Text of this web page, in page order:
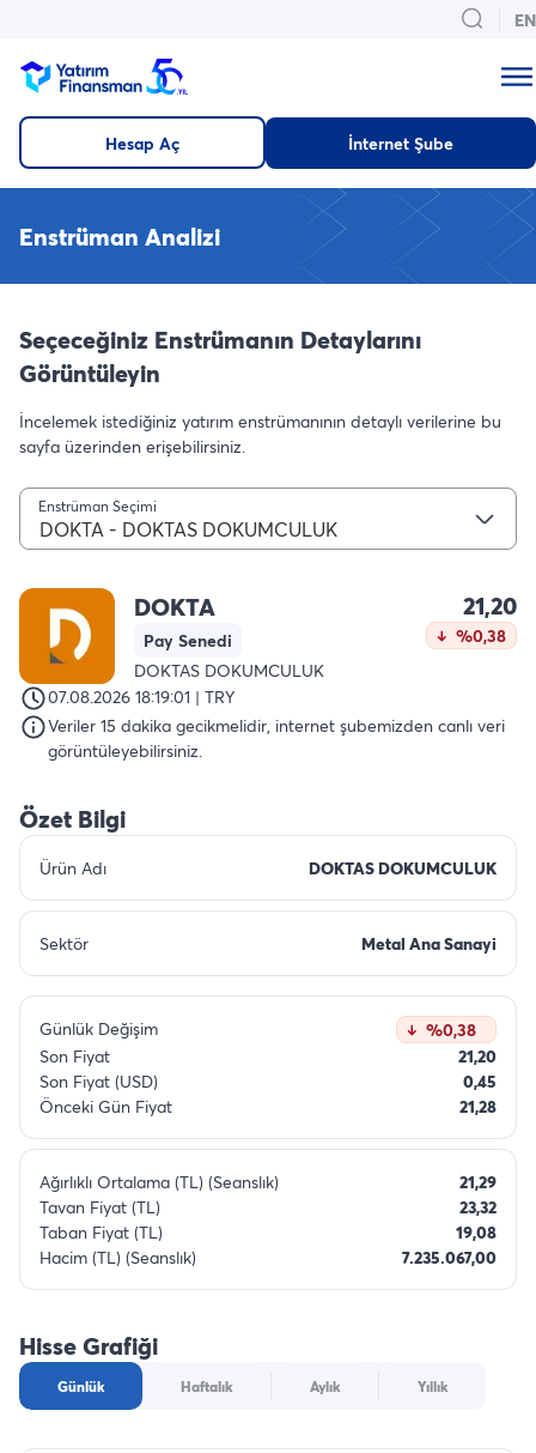
EN
Hesap Aç İnternet Şube
Enstrüman Analizi
Seçeceğiniz Enstrümanın Detaylarını
Görüntüleyin
İncelemek istediğiniz yatırım enstrümanının detaylı verilerine bu
sayfa üzerinden erişebilirsiniz.
Enstrüman Seçimi
DOKTA - DOKTAS DOKUMCULUK
DOKTA
Pay Senedi
DOKTAS DOKUMCULUK
21,20
%0,38
07.08.2026 18:19:01 | TRY
Veriler 15 dakika gecikmelidir, internet şubemizden canlı veri
görüntüleyebilirsiniz.
Özet Bilgi
Ürün Adı DOKTAS DOKUMCULUK
Sektör Metal Ana Sanayi
Günlük Değişim
%0,38
Son Fiyat
21,20
Son Fiyat (USD)
0,45
Önceki Gün Fiyat
21,28
Ağırlıklı Ortalama (TL) (Seanslık)
21,29
Tavan Fiyat (TL)
23,32
Taban Fiyat (TL)
19,08
Hacim (TL) (Seanslık)
7.235.067,00
Hisse Grafiği
Günlük Haftalık Aylık Yıllık